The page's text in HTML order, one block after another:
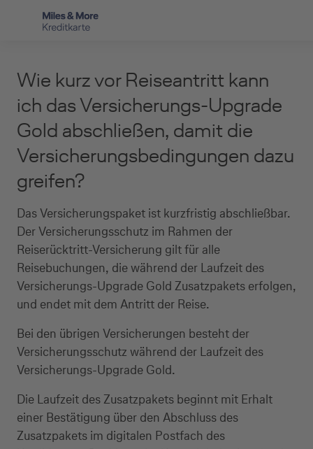
Direkt zur Suche (Enter drücken)
Direkt zum Hauptinhalt (Enter drücken)
Selbstständige
Unternehmen
Service
Miles & More Programm
Schritt für Schritt zur neuen Karte
Kreditkarte empfehlen
Kreditkarten-Banking
Kreditkarte beantragen
Wie kurz vor Reiseantritt kann
ich das Versicherungs-Upgrade
Gold abschließen, damit die
Versicherungsbedingungen dazu
greifen?
Das Versicherungspaket ist kurzfristig abschließbar.
Der Versicherungsschutz im Rahmen der
Reiserücktritt-Versicherung gilt für alle
Reisebuchungen, die während der Laufzeit des
Versicherungs-Upgrade Gold Zusatzpakets erfolgen,
und endet mit dem Antritt der Reise.
Bei den übrigen Versicherungen besteht der
Versicherungsschutz während der Laufzeit des
Versicherungs-Upgrade Gold.
Die Laufzeit des Zusatzpakets beginnt mit Erhalt
einer Bestätigung über den Abschluss des
Zusatzpakets im digitalen Postfach des